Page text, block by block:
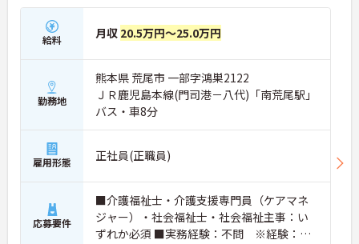
給料 月収 20.5万円～25.0万円
勤務地
熊本県 荒尾市 一部字鴻巣2122
ＪＲ鹿児島本線(門司港－八代)「南荒尾駅」
バス・車8分
雇用形態 正社員(正職員)
応募要件
■介護福祉士・介護支援専門員（ケアマネ
ジャー）・社会福祉士・社会福祉主事：い
ずれか必須 ■実務経験：不問 ※経験：あ